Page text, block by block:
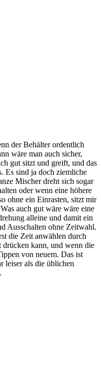
der Behälter ordentlich
wäre man auch sicher,
gut sitzt und greift, und das
Es sind ja doch ziemliche
Mischer dreht sich sogar
oder wenn eine höhere
ohne ein Einrasten, sitzt mir
auch gut wäre wäre eine
alleine und damit ein
Ausschalten ohne Zeitwahl.
die Zeit anwählen durch
drücken kann, und wenn die
von neuem. Das ist
leiser als die üblichen